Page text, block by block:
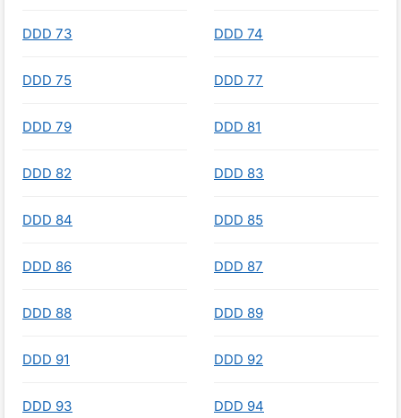
DDD 73 DDD 74
DDD 75 DDD 77
DDD 79 DDD 81
DDD 82 DDD 83
DDD 84 DDD 85
DDD 86 DDD 87
DDD 88 DDD 89
DDD 91 DDD 92
DDD 93 DDD 94